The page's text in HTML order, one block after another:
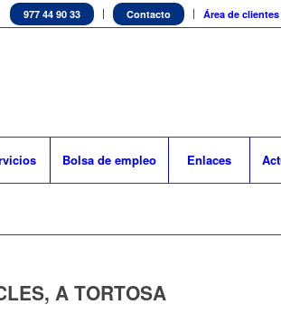
977 44 90 33 Contacto Área de clientes
Bolsa de empleo Enlaces
A TORTOSA